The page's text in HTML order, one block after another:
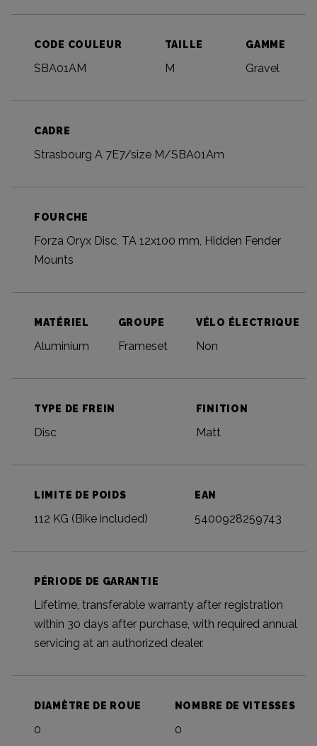
CODE COULEUR
SBA01AM
TAILLE
M
GAMME
Gravel
CADRE
Strasbourg A 7E7/size M/SBA01Am
FOURCHE
Forza Oryx Disc, TA 12x100 mm, Hidden Fender
Mounts
MATÉRIEL
Aluminium
GROUPE
Frameset
VÉLO ÉLECTRIQUE
Non
TYPE DE FREIN
Disc
FINITION
Matt
LIMITE DE POIDS
112 KG (Bike included)
EAN
5400928259743
PÉRIODE DE GARANTIE
Lifetime, transferable warranty after registration
within 30 days after purchase, with required annual
servicing at an authorized dealer.
DIAMÈTRE DE ROUE
0
NOMBRE DE VITESSES
0